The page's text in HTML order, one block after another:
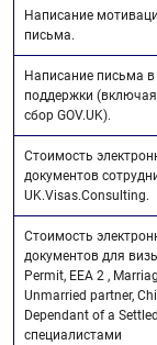
Написание
письма.
Написание письма
поддержки
сбор GOV.UK).
Стоимость
документов
UK.Visas.Consulting.
Стоимость
документов для
Permit, EEA 2 ,
Unmarried partner,
Dependant of a
специалистами